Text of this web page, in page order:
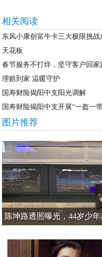
相关阅读
东风小康创富牛卡三大极限挑
天花板
春节服务不打烊，坚守客户回家
理赔到家 温暖守护
国寿财险揭阳中支阳光调解
国寿财险揭阳中支开展“一盔一
图片推荐
陈坤路透照曝光，44岁少